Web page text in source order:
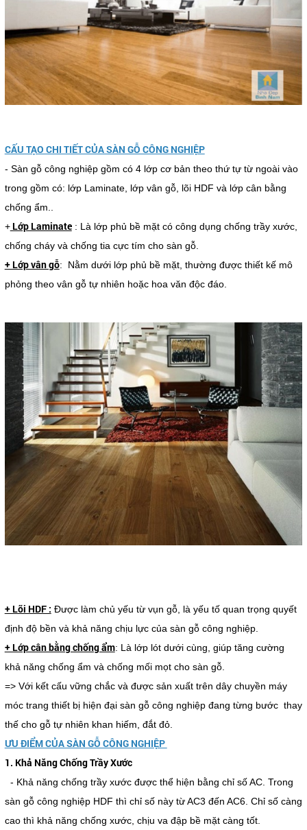
CẤU TẠO CHI TIẾT CỦA SÀN GỖ CÔNG NGHIỆP
- Sàn gỗ công nghiệp gồm có 4 lớp cơ bản theo thứ tự từ ngoài vào
trong gồm có: lớp Laminate, lớp vân gỗ, lõi HDF và lớp cân bằng
chống ẩm..
+Lớp Laminate: Là lớp phủ bề mặt có công dụng chống trầy xước,
chống cháy và chống tia cực tím cho sàn gỗ.
+ Lớp vân gỗ: Nằm dưới lớp phủ bề mặt, thường được thiết kế mô
phỏng theo vân gỗ tự nhiên hoặc hoa văn độc đáo.
+ Lõi HDF : Được làm chủ yếu từ vụn gỗ, là yếu tố quan trọng quyết
định độ bền và khả năng chịu lực của sàn gỗ công nghiệp.
+ Lớp cân bằng chống ẩm: Là lớp lót dưới cùng, giúp tăng cường
khả năng chống ẩm và chống mối mọt cho sàn gỗ.
=> Với kết cấu vững chắc và được sản xuất trên dây chuyền máy
móc trang thiết bị hiện đại sàn gỗ công nghiệp đang từng bước thay
thế cho gỗ tự nhiên khan hiếm, đắt đỏ.
ƯU ĐIỂM CỦA SÀN GỖ CÔNG NGHIỆP
1. Khả Năng Chống Trầy Xước
- Khả năng chống trầy xước được thể hiện bằng chỉ số AC. Trong
sàn gỗ công nghiệp HDF thì chỉ số này từ AC3 đến AC6. Chỉ số càng
cao thì khả năng chống xước, chịu va đập bề mặt càng tốt.